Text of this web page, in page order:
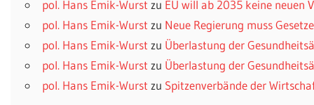
pol. Hans Emik-Wurst zu EU will ab 2035 keine neuen
pol. Hans Emik-Wurst zu Neue Regierung muss
pol. Hans Emik-Wurst zu Überlastung der
pol. Hans Emik-Wurst zu Überlastung der
pol. Hans Emik-Wurst zu Spitzenverbände der